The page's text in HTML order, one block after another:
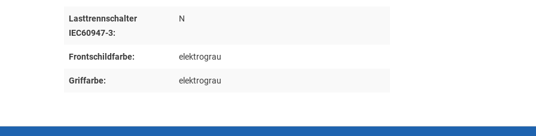
Lasttrennschalter
IEC60947-3:
N
Frontschildfarbe: elektrograu
Griffarbe: elektrograu